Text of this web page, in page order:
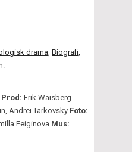
drama, Biografi,
Prod: Erik Waisberg
Andrei Tarkovsky Foto:
Feiginova Mus: